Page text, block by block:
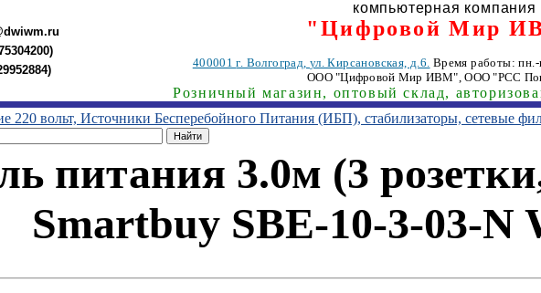
компьютерная компания
"Цифровой Мир
400001г. Волгоград, ул. Кирсановская, д.6. Время работы: пн.-
ООО "Цифровой Мир ИВМ", ООО "РСС
Розничный магазин, оптовый склад,
220 вольт, Источники Бесперебойного Питания (ИБП), стабилизаторы, сетевые
питания 3.0м (3
Smartbuy SBE-10-3-03-N